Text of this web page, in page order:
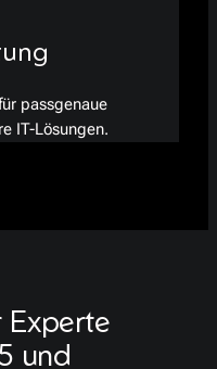
passgenaue
IT-Lösungen.
Experte
und